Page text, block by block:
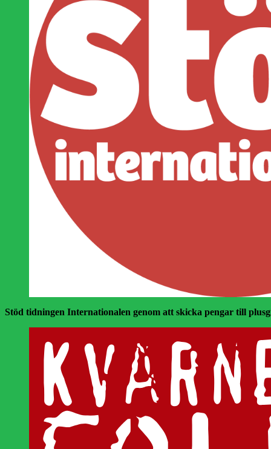
Stöd tidningen Internationalen genom att skicka pengar till